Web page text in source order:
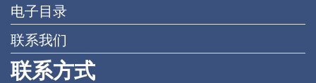
电子目录
联系我们
联系方式